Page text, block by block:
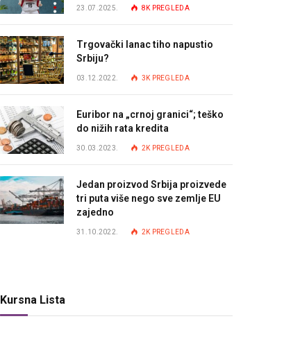
23.07.2025. 8K PREGLEDA
Trgovački lanac tiho napustio
Srbiju?
03.12.2022. 3K PREGLEDA
Euribor na „crnoj granici“; teško
do nižih rata kredita
30.03.2023. 2K PREGLEDA
Jedan proizvod Srbija proizvede
tri puta više nego sve zemlje EU
zajedno
31.10.2022. 2K PREGLEDA
Kursna Lista